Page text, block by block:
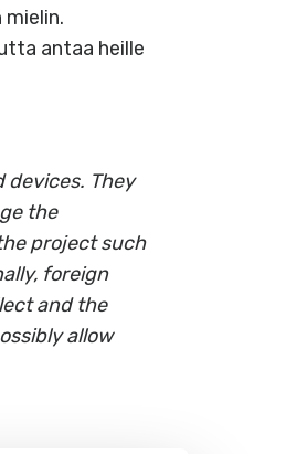
antaa heille
devices. They
the
project such
foreign
and the
allow